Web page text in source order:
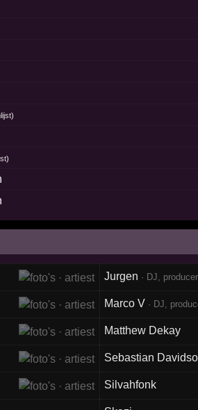
)
)
Jurgen · DJ, producer
Marco V · DJ,
Matthew Dekay
Sebastian
Silvahfonk